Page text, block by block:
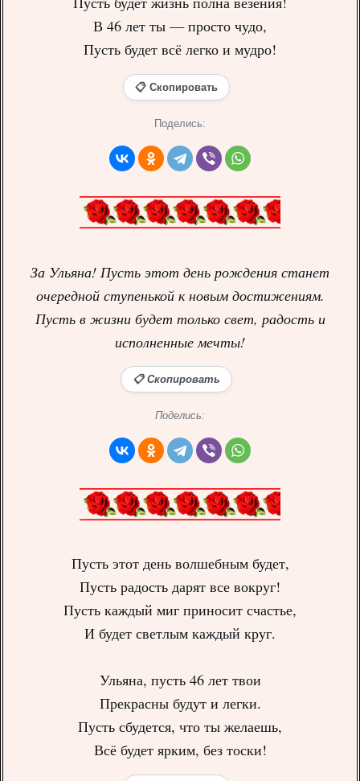
В 46 лет ты — просто чудо,
Пусть будет всё легко и мудро!
📋 Скопировать
Поделись:
За Ульяна! Пусть этот день рождения станет
очередной ступенькой к новым достижениям.
Пусть в жизни будет только свет, радость и
исполненные мечты!
📋 Скопировать
Поделись:
Пусть этот день волшебным будет,
Пусть радость дарят все вокруг!
Пусть каждый миг приносит счастье,
И будет светлым каждый круг.
Ульяна, пусть 46 лет твои
Прекрасны будут и легки.
Пусть сбудется, что ты желаешь,
Всё будет ярким, без тоски!